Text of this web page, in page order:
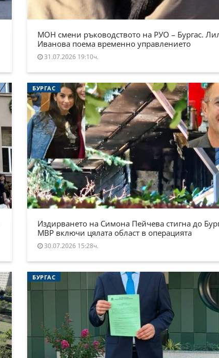
МОН смени ръководството на РУО – Бургас.
Иванова поема временно управлението
31.07.2026 19:10ч.
БУРГАС
Издирването на Симона Пейчева стигна до
МВР включи цялата област в операцията
30.07.2026 15:28ч.
БУРГАС